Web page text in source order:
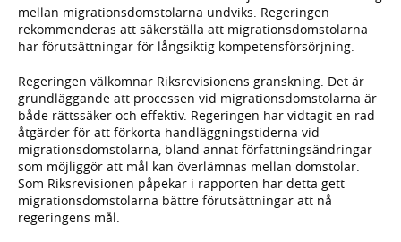
mellan migrationsdomstolarna undviks. Regeringen
rekommenderas att säkerställa att migrationsdomstolarna
har förutsättningar för långsiktig kompetensförsörjning.
Regeringen välkomnar Riksrevisionens granskning. Det är
grundläggande att processen vid migrationsdomstolarna är
både rättssäker och effektiv. Regeringen har vidtagit en rad
åtgärder för att förkorta handläggningstiderna vid
migrationsdomstolarna, bland annat författningsändringar
som möjliggör att mål kan överlämnas mellan domstolar.
Som Riksrevisionen påpekar i rapporten har detta gett
migrationsdomstolarna bättre förutsättningar att nå
regeringens mål.